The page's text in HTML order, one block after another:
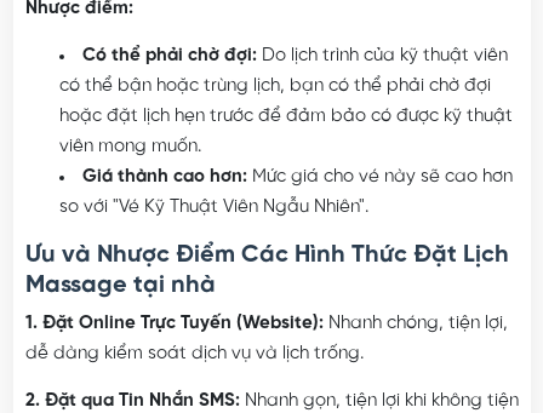
Nhược điểm:
Có thể phải chờ đợi:Do lịch trình của kỹ thuật viên
có thể bận hoặc trùng lịch, bạn có thể phải chờ đợi
hoặc đặt lịch hẹn trước để đảm bảo có được kỹ thuật
viên mong muốn.
Giá thành cao hơn:Mức giá cho vé này sẽ cao hơn
so với "Vé Kỹ Thuật Viên Ngẫu Nhiên".
Ưu và Nhược Điểm Các Hình Thức Đặt Lịch
Massage tại nhà
1. Đặt Online Trực Tuyến (Website):Nhanh chóng, tiện lợi,
dễ dàng kiểm soát dịch vụ và lịch trống.
2. Đặt qua Tin Nhắn SMS:Nhanh gọn, tiện lợi khi không tiện